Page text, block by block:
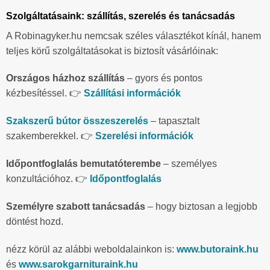
Szolgáltatásaink: szállítás, szerelés és tanácsadás
A Robinagyker.hu nemcsak széles választékot kínál, hanem
teljes körű szolgáltatásokat is biztosít vásárlóinak:
Országos házhoz szállítás – gyors és pontos
kézbesítéssel. 👉 Szállítási információk
Szakszerű bútor összeszerelés – tapasztalt
szakemberekkel. 👉 Szerelési információk
Időpontfoglalás bemutatóterembe – személyes
konzultációhoz. 👉 Időpontfoglalás
Személyre szabott tanácsadás – hogy biztosan a legjobb
döntést hozd.
nézz körül az alábbi weboldalainkon is: www.butoraink.hu
és www.sarokgarnituraink.hu